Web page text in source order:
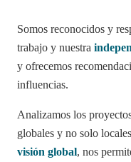
Somos reconocidos y
trabajo y nuestra
y ofrecemos
influencias.
Analizamos los
globales y no solo
visión global, nos